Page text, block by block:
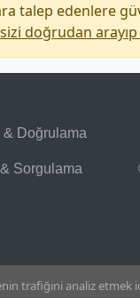
talep edenlere
doğrudan
& Doğrulama
Sorgulama
trafiğini analiz etmek